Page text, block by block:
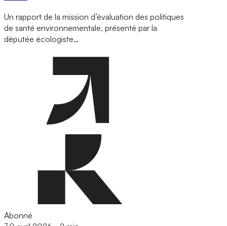
Un rapport de la mission d’évaluation des politiques
de santé environnementale, présenté par la
députée écologiste…
Abonné